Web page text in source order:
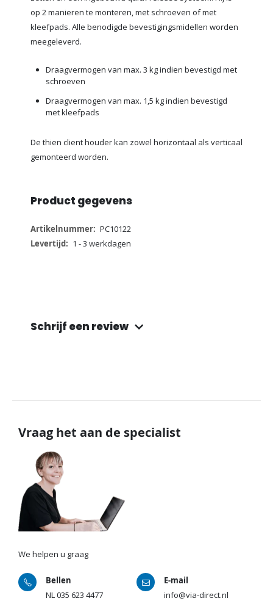
op 2 manieren te monteren, met schroeven of met
kleefpads. Alle benodigde bevestigingsmidellen worden
meegeleverd.
Draagvermogen van max. 3 kg indien bevestigd met
schroeven
Draagvermogen van max. 1,5 kg indien bevestigd
met kleefpads
De thien client houder kan zowel horizontaal als verticaal
gemonteerd worden.
Product gegevens
Meer
informatie
PC10122
1 - 3 werkdagen
Schrijf een review
Vraag het aan de specialist
We helpen u graag
Bellen
NL035 623 4477
E-mail
info@via-direct.nl